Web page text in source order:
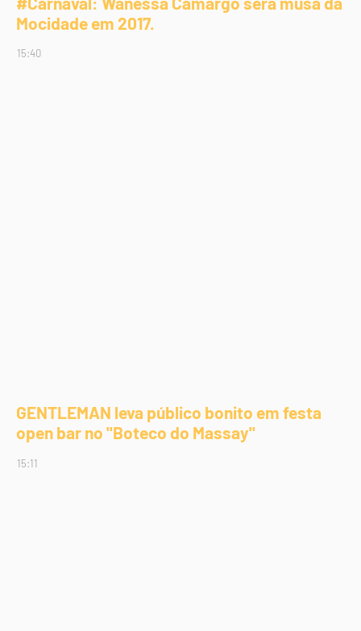
Mocidade em 2017.
15:40
GENTLEMAN leva público bonito em festa
open bar no "Boteco do Massay"
15:11